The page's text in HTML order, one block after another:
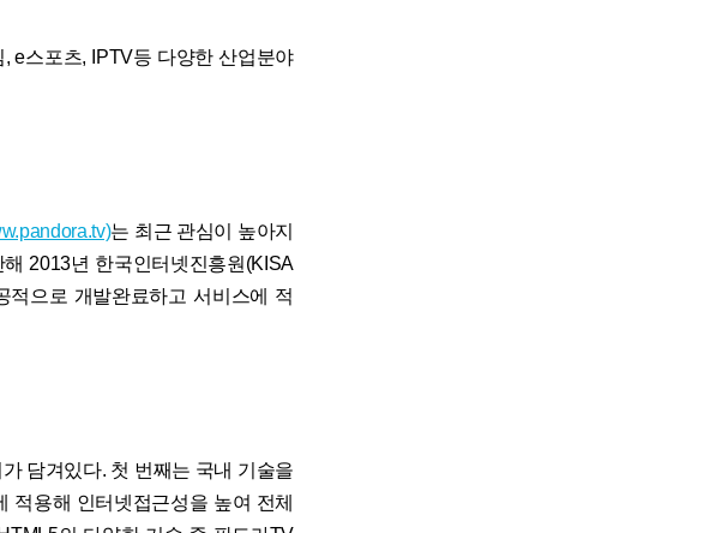
e스포츠, IPTV등 다양한 산업분야
는 최근 관심이 높아지
2013년 한국인터넷진흥원(KISA
적으로 개발완료하고 서비스에 적
담겨있다. 첫 번째는 국내 기술을
적용해 인터넷접근성을 높여 전체